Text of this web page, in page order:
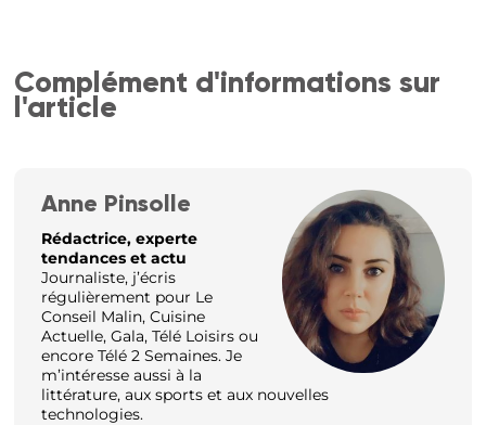
Complément d'informations sur
l'article
Anne Pinsolle
Rédactrice, experte
tendances et actu
Journaliste, j’écris
régulièrement pour Le
Conseil Malin, Cuisine
Actuelle, Gala, Télé Loisirs ou
encore Télé 2 Semaines. Je
m’intéresse aussi à la
littérature, aux sports et aux nouvelles
technologies.